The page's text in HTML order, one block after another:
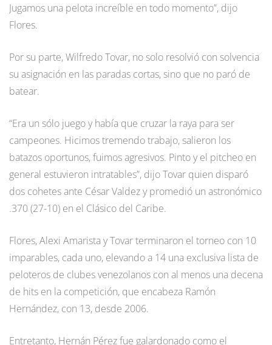
Jugamos una pelota increíble en todo momento”, dijo
Flores.
Por su parte, Wilfredo Tovar, no solo resolvió con solvencia
su asignación en las paradas cortas, sino que no paró de
batear.
“Era un sólo juego y había que cruzar la raya para ser
campeones. Hicimos tremendo trabajo, salieron los
batazos oportunos, fuimos agresivos. Pinto y el pitcheo en
general estuvieron intratables”, dijo Tovar quien disparó
dos cohetes ante César Valdez y promedió un astronómico
.370 (27-10) en el Clásico del Caribe.
Flores, Alexi Amarista y Tovar terminaron el torneo con 10
imparables, cada uno, elevando a 14 una exclusiva lista de
peloteros de clubes venezolanos con al menos una decena
de hits en la competición, que encabeza Ramón
Hernández, con 13, desde 2006.
Entretanto, Hernán Pérez fue galardonado como el